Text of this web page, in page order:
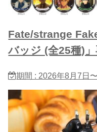
Fate/strange
バッジ (全25種)
期間 : 2026年8月7日